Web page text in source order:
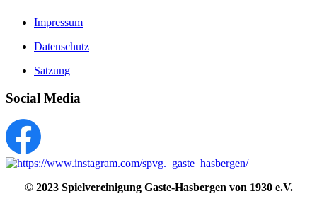
Impressum
Datenschutz
Satzung
Social Media
© 2023 Spielvereinigung Gaste-Hasbergen von 1930 e.V.